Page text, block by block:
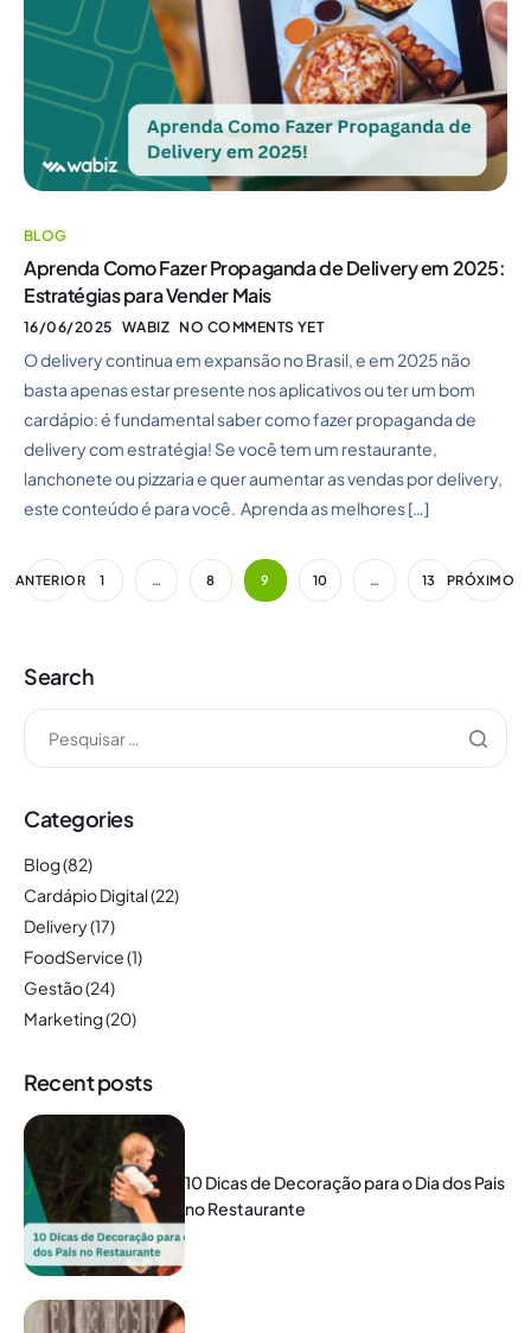
BLOG
Aprenda Como Fazer Propaganda de Delivery em 2025:
Estratégias para Vender Mais
16/06/2025 WABIZ NO COMMENTS YET
O delivery continua em expansão no Brasil, e em 2025 não
basta apenas estar presente nos aplicativos ou ter um bom
cardápio: é fundamental saber como fazer propaganda de
delivery com estratégia! Se você tem um restaurante,
lanchonete ou pizzaria e quer aumentar as vendas por delivery,
este conteúdo é para você. Aprenda as melhores […]
ANTERIOR 1 … 8 9 10 … 13 PRÓXIMO
Search
Categories
Blog(82)
Cardápio Digital(22)
Delivery(17)
FoodService(1)
Gestão(24)
Marketing(20)
Recent posts
10 Dicas de Decoração para o Dia dos Pais
no Restaurante